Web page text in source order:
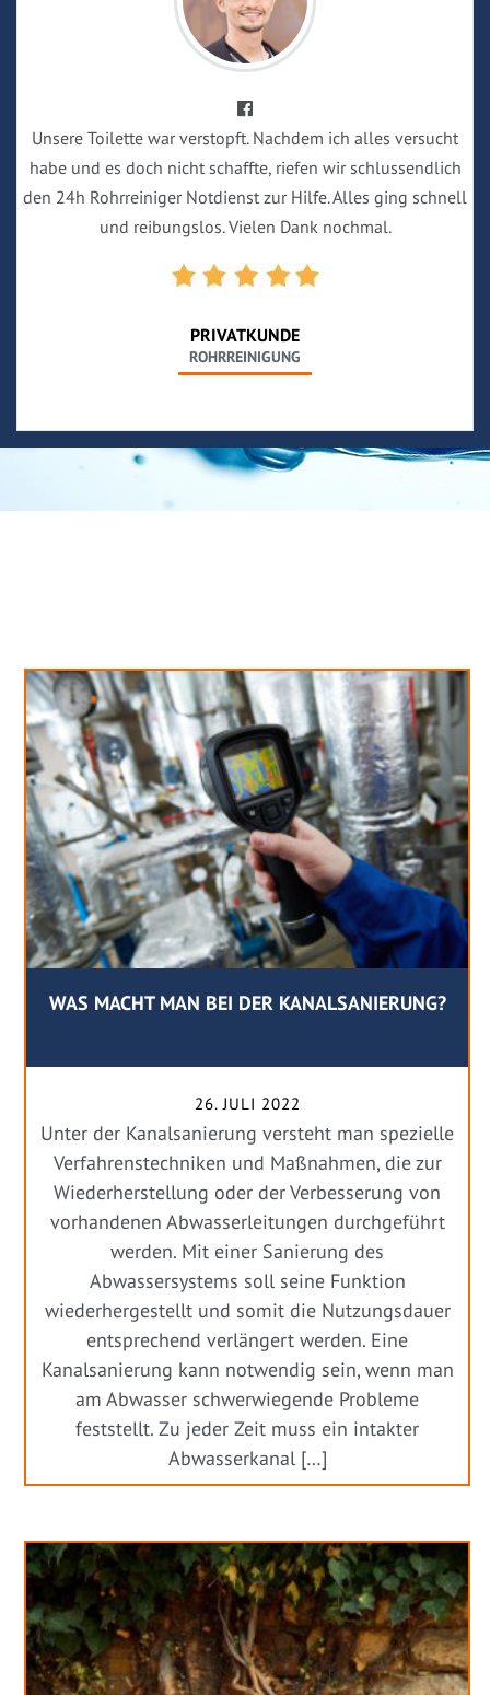
Unsere Toilette war verstopft. Nachdem ich alles versucht
habe und es doch nicht schaffte, riefen wir schlussendlich
den 24h Rohrreiniger Notdienst zur Hilfe. Alles ging schnell
und reibungslos. Vielen Dank nochmal.
PRIVATKUNDE
ROHRREINIGUNG
WAS MACHT MAN BEI DER KANALSANIERUNG?
26. JULI 2022
Unter der Kanalsanierung versteht man spezielle
Verfahrenstechniken und Maßnahmen, die zur
Wiederherstellung oder der Verbesserung von
vorhandenen Abwasserleitungen durchgeführt
werden. Mit einer Sanierung des
Abwassersystems soll seine Funktion
wiederhergestellt und somit die Nutzungsdauer
entsprechend verlängert werden. Eine
Kanalsanierung kann notwendig sein, wenn man
am Abwasser schwerwiegende Probleme
feststellt. Zu jeder Zeit muss ein intakter
Abwasserkanal […]